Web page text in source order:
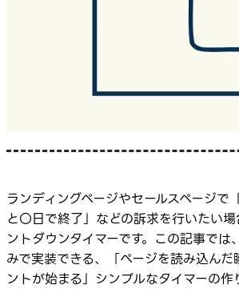
ランディングページやセールスページで
と〇日で終了」などの訴求を行いたい
ントダウンタイマーです。この記事で
みで実装できる、「ページを読み込ん
ントが始まる」シンプルなタイマーの作